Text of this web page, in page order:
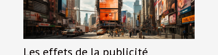
Les effets de la publicité